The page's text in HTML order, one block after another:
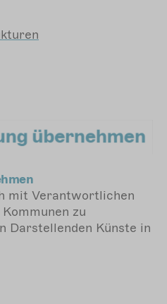
mit Verantwortlichen
zu
Darstellenden Künste in